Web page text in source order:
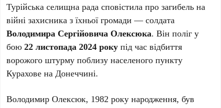
Турійська селищна рада сповістила про загибель на
війні захисника з їхньої громади — солдата
Володимира Сергійовича Олексюка. Він поліг у
бою22 листопада 2024 року під час відбиття
ворожого штурму поблизу населеного пункту
Курахове на Донеччині.
Володимир Олексюк, 1982 року народження, був